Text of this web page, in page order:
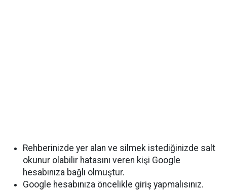
Rehberinizde yer alan ve silmek istediğinizde salt
okunur olabilir hatasını veren kişi Google
hesabınıza bağlı olmuştur.
Google hesabınıza öncelikle giriş yapmalısınız.